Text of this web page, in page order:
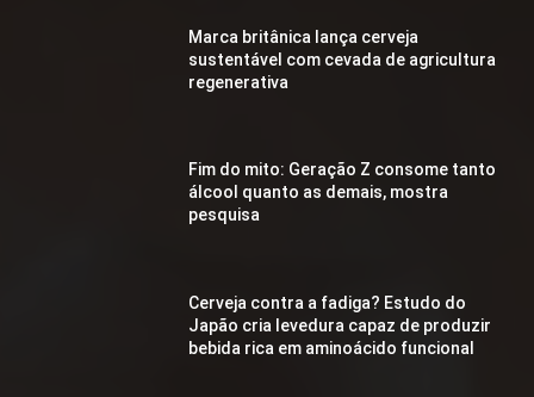
Marca britânica lança cerveja
sustentável com cevada de agricultura
regenerativa
Fim do mito: Geração Z consome tanto
álcool quanto as demais, mostra
pesquisa
Cerveja contra a fadiga? Estudo do
Japão cria levedura capaz de produzir
bebida rica em aminoácido funcional